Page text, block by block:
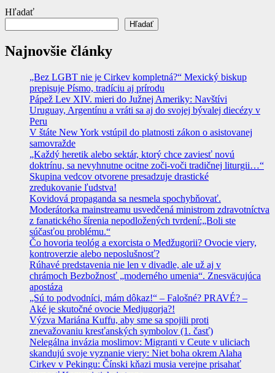
Hľadať
Hľadať
Najnovšie články
„Bez LGBT nie je Cirkev kompletná?“ Mexický biskup
prepisuje Písmo, tradíciu aj prírodu
Pápež Lev XIV. mieri do Južnej Ameriky: Navštívi
Uruguay, Argentínu a vráti sa aj do svojej bývalej diecézy v
Peru
V štáte New York vstúpil do platnosti zákon o asistovanej
samovražde
„Každý heretik alebo sektár, ktorý chce zaviesť novú
doktrínu, sa nevyhnutne ocitne zoči-voči tradičnej liturgii…“
Skupina vedcov otvorene presadzuje drastické
zredukovanie ľudstva!
Kovidová propaganda sa nesmela spochybňovať.
Moderátorka mainstreamu usvedčená ministrom zdravotníctva
z fanatického šírenia nepodložených tvrdení:„Boli ste
súčasťou problému.“
Čo hovoria teológ a exorcista o Medžugorii? Ovocie viery,
kontroverzie alebo neposlušnosť?
Rúhavé predstavenia nie len v divadle, ale už aj v
chrámoch Bezbožnosť „moderného umenia“. Znesväcujúca
apostáza
„Sú to podvodníci, mám dôkaz!“ – Falošné? PRAVÉ? –
Aké je skutočné ovocie Medjugorja?!
Výzva Mariána Kuffu, aby sme sa spojili proti
znevažovaniu kresťanských symbolov (1. časť)
Nelegálna invázia moslimov: Migranti v Ceute v uliciach
skandujú svoje vyznanie viery: Niet boha okrem Alaha
Cirkev v Pekingu: Čínski kňazi musia verejne prisahať